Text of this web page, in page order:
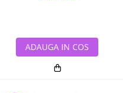
ADAUGA IN COS